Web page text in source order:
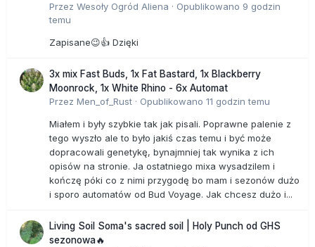
Przez Wesoły Ogród Aliena · Opublikowano 9 godzin
temu
Zapisane😉👍 Dzięki
3x mix Fast Buds, 1x Fat Bastard, 1x Blackberry
Moonrock, 1x White Rhino - 6x Automat
Przez Men_of_Rust · Opublikowano 11 godzin temu
Miałem i były szybkie tak jak pisali. Poprawne palenie z
tego wyszło ale to było jakiś czas temu i być może
dopracowali genetykę, bynajmniej tak wynika z ich
opisów na stronie. Ja ostatniego mixa wysadzilem i
kończę póki co z nimi przygodę bo mam i sezonów dużo
i sporo automatów od Bud Voyage. Jak chcesz dużo i...
Living Soil Soma's sacred soil | Holy Punch od GHS
sezonowa🔥